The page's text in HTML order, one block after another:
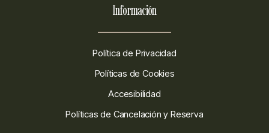
Información
Política de Privacidad
Políticas de Cookies
Accesibilidad
Políticas de Cancelación y Reserva